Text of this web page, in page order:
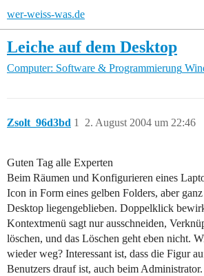
wer-weiss-was.de
Leiche auf dem Desktop
Computer: Software & Programmierung
Zsolt_96d3bd 2. August 2004 um 22:46
1
Guten Tag alle Experten
Beim Räumen und Konfigurieren eines
Icon in Form eines gelben Folders, aber
Desktop liegengeblieben. Doppelklick
Kontextmenü sagt nur ausschneiden,
löschen, und das Löschen geht eben nicht.
wieder weg? Interessant ist, dass die Figur
Benutzers drauf ist, auch beim Administrator.